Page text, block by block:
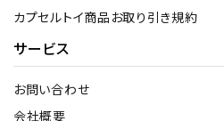
カプセルトイ商品お取り引き規約
サービス
お問い合わせ
会社概要